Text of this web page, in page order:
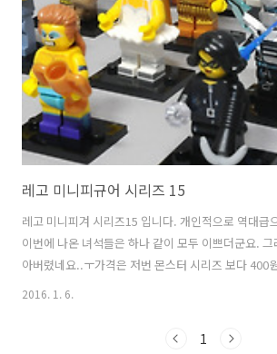
레고 미니피규어 시리즈 15
레고 미니피겨 시리즈15 입니다. 개인적으로 역대급
이번에 나온 녀석들은 하나 같이 모두 이쁘더군요.
아버렸네요..ㅜ가격은 저번 몬스터 시리즈 보다 400
2016. 1. 6.
1